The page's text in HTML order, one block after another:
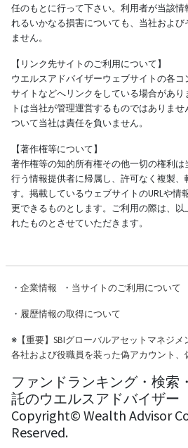
任のもとに行って下さい。利用者が当該
れるいかなる損害についても、当社およ
ません。
【リンク先サイトのご利用について】
ウエルスアドバイザーウェブサイトの各
サイトなどへリンクをしている場合があ
トは当社が管理運営するものではありま
ついて当社は責任を負いません。
【著作権等について】
著作権等の知的所有権その他一切の権利
行う情報提供者に帰属し、許可なく複製、
す。掲載しているウェブサイトのURLや情
更できるものとします。ご利用の際は、
れたものとさせていただきます。
・ 企業情報 ・ 当サイトのご利用について
・ 履歴情報の取得について
※【重要】SBIグローバルアセットマネジメ
各社および役職員を装った偽アカウント
ファンドランキング・検索
託のウエルスアドバイザー
Copyright© Wealth Advisor
Reserved.